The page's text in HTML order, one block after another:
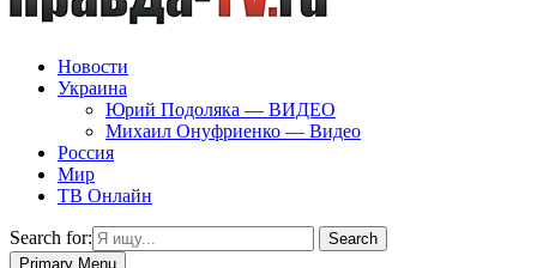
Новости
Украина
Юрий Подоляка — ВИДЕО
Михаил Онуфриенко — Видео
Россия
Мир
ТВ Онлайн
Search for:
Search
Primary Menu